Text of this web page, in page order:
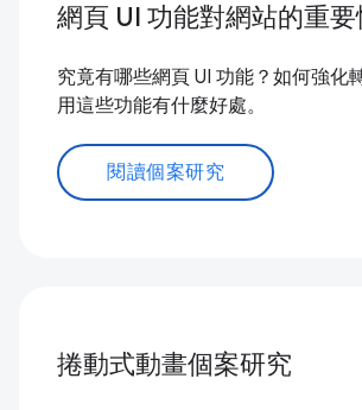
網頁 UI 功能對網站的重要
究竟有哪些網頁 UI 功能？如何強化
用這些功能有什麼好處。
閱讀個案研究
捲動式動畫個案研究